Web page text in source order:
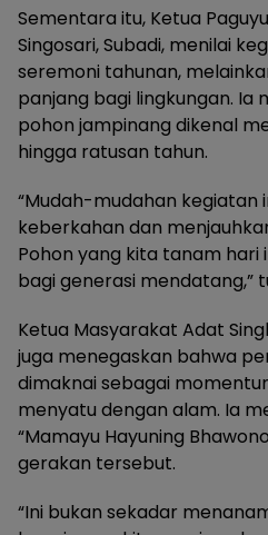
Sementara itu, Ketua
Singosari, Subadi, menilai
seremoni tahunan,
panjang bagi lingkungan. Ia
pohon jampinang dikenal
hingga ratusan tahun.
“Mudah-mudahan kegiatan
keberkahan dan
Pohon yang kita tanam hari
bagi generasi mendatang,”
Ketua Masyarakat Adat
juga menegaskan bahwa
dimaknai sebagai
menyatu dengan alam. Ia
“Mamayu Hayuning
gerakan tersebut.
“Ini bukan sekadar